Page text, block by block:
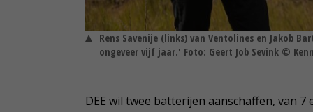
Rens Savenije (links) van Ventolines en Jakob
ongeveer vijf jaar.' Foto: Geert Job Sevink ©
DEE wil twee batterijen aanschaffen, van